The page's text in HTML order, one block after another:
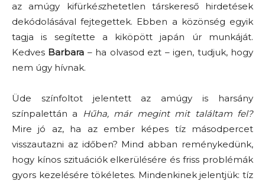
az amúgy kifürkészhetetlen társkereső hirdetések
dekódolásával fejtegettek. Ebben a közönség egyik
tagja is segítette a kiköpött japán úr munkáját.
Kedves Barbara – ha olvasod ezt – igen, tudjuk, hogy
nem úgy hívnak.
Üde színfoltot jelentett az amúgy is harsány
színpalettán a Hűha, már megint mit találtam fel?
Mire jó az, ha az ember képes tíz másodpercet
visszautazni az időben? Mind abban reménykedünk,
hogy kínos szituációk elkerülésére és friss problémák
gyors kezelésére tökéletes. Mindenkinek jelentjük: tíz